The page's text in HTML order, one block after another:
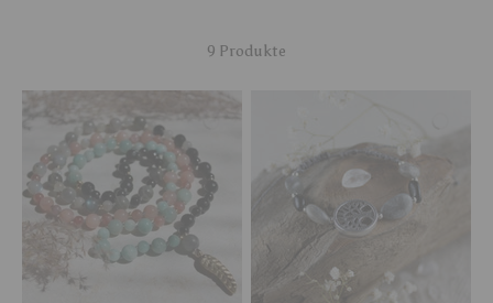
9 Produkte